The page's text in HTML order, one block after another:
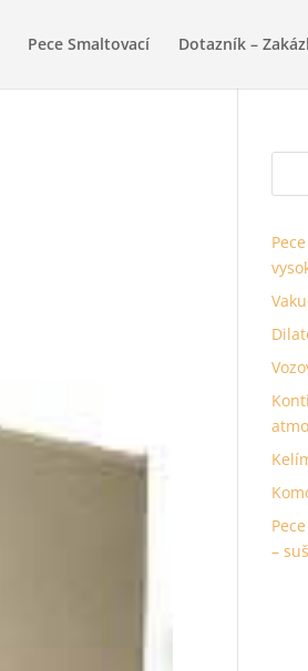
Pece Smaltovací Dotazník –
–